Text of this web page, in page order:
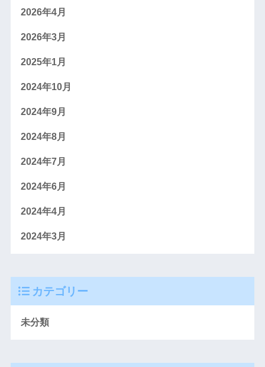
2026年4月
2026年3月
2025年1月
2024年10月
2024年9月
2024年8月
2024年7月
2024年6月
2024年4月
2024年3月
カテゴリー
未分類